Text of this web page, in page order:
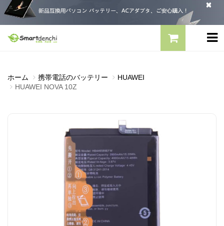
ホーム 携帯電話のバッテリー
HUAWEI
HUAWEI NOVA 10Z